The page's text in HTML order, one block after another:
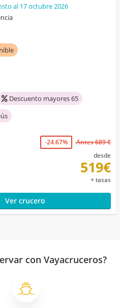
al 17 octubre 2026
Descuento mayores 65
-24.67%
Antes 689 €
desde
519€
+ tasas
Ver crucero
con Vayacruceros?